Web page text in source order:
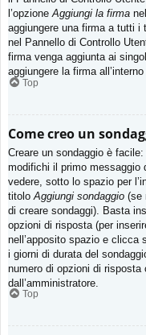
l’opzioneAggiungi la firma
aggiungere una firma a tutti i
nel Pannello di Controllo
firma venga aggiunta ai
aggiungere la firma
Top
Come creo un
Creare un sondaggio è
modifichi il primo messaggio
vedere, sotto lo spazio per
titolo Aggiungi sondaggio (se
di creare sondaggi). Basta
opzioni di risposta (per
nell’apposito spazio e clicca
i giorni di durata del
numero di opzioni di
dall’amministratore.
Top